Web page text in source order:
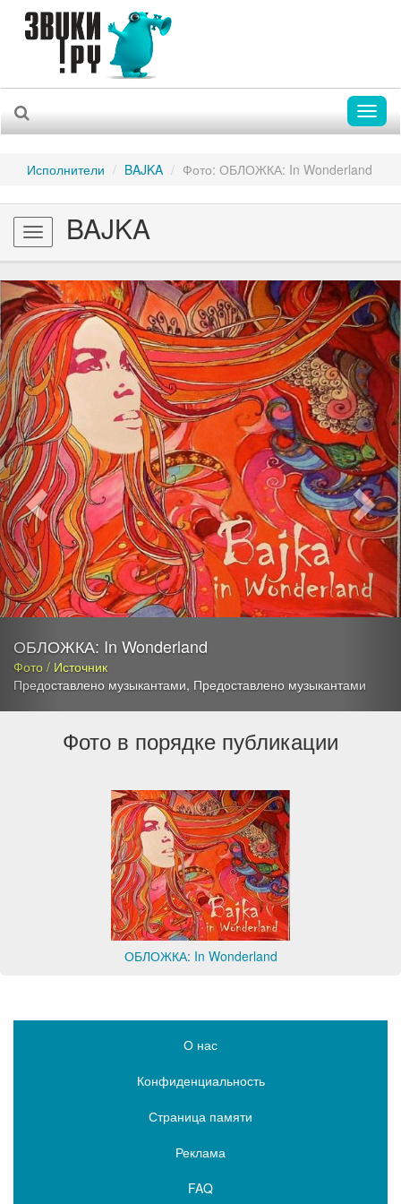
Исполнители BAJKA Фото: ОБЛОЖКА: In Wonderland
Toggle
navigation
BAJKA
ОБЛОЖКА: In Wonderland
Фото / Источник
Предоставлено музыкантами, Предоставлено музыкантами
Previous
Фото в порядке публикации
ОБЛОЖКА: In Wonderland
О нас
Конфиденциальность
Страница памяти
Реклама
FAQ